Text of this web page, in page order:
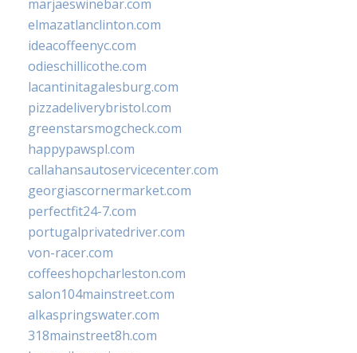
marjaeswinebar.com
elmazatlanclinton.com
ideacoffeenyc.com
odieschillicothe.com
lacantinitagalesburg.com
pizzadeliverybristol.com
greenstarsmogcheck.com
happypawspl.com
callahansautoservicecenter.com
georgiascornermarket.com
perfectfit24-7.com
portugalprivatedriver.com
von-racer.com
coffeeshopcharleston.com
salon104mainstreet.com
alkaspringswater.com
318mainstreet8h.com